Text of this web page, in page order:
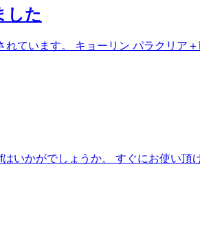
した
ています。 キョーリン パラクリア
いかがでしょうか。 すぐにお使い